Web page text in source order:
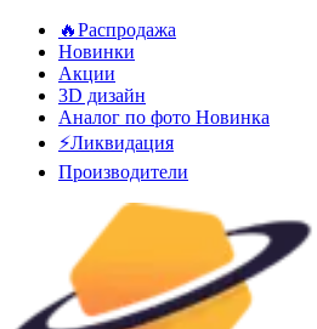
🔥Распродажа
Новинки
Акции
3D дизайн
Аналог по фото Новинка
⚡Ликвидация
Производители